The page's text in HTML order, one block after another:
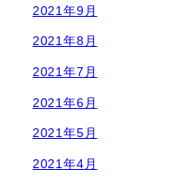
2021年9月
2021年8月
2021年7月
2021年6月
2021年5月
2021年4月